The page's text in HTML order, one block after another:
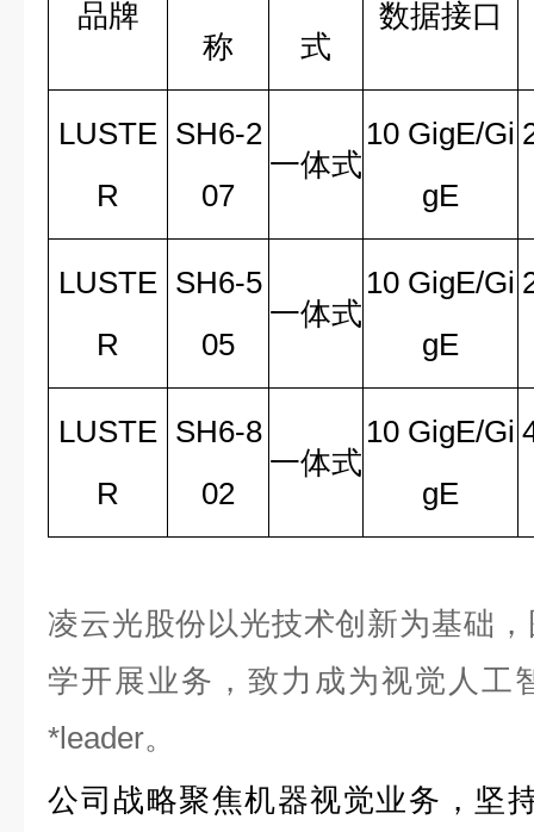
品牌
称
式
数据接口
LUSTE
R
SH6-2
07
一体式
10 GigE/Gi
gE
LUSTE
R
SH6-5
05
一体式
10 GigE/Gi
gE
LUSTE
R
SH6-8
02
一体式
10 GigE/Gi
gE
凌云光股份以光技术创新为基础
学开展业务，致力成为视觉人工
*leader。
公司战略聚焦机器视觉业务，坚